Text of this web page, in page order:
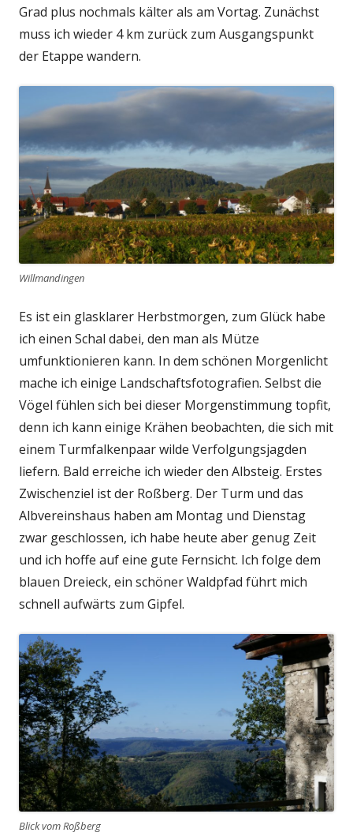
Grad plus nochmals kälter als am Vortag. Zunächst
muss ich wieder 4 km zurück zum Ausgangspunkt
der Etappe wandern.
Willmandingen
Es ist ein glasklarer Herbstmorgen, zum Glück habe
ich einen Schal dabei, den man als Mütze
umfunktionieren kann. In dem schönen Morgenlicht
mache ich einige Landschaftsfotografien. Selbst die
Vögel fühlen sich bei dieser Morgenstimmung topfit,
denn ich kann einige Krähen beobachten, die sich mit
einem Turmfalkenpaar wilde Verfolgungsjagden
liefern. Bald erreiche ich wieder den Albsteig. Erstes
Zwischenziel ist der Roßberg. Der Turm und das
Albvereinshaus haben am Montag und Dienstag
zwar geschlossen, ich habe heute aber genug Zeit
und ich hoffe auf eine gute Fernsicht. Ich folge dem
blauen Dreieck, ein schöner Waldpfad führt mich
schnell aufwärts zum Gipfel.
Blick vom Roßberg